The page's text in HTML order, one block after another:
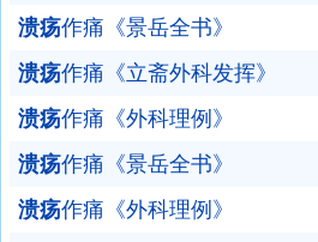
溃疡作痛《景岳全书》
溃疡作痛《立斋外科发挥》
溃疡作痛《外科理例》
溃疡作痛《景岳全书》
溃疡作痛《外科理例》